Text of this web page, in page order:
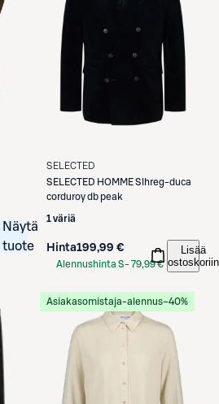
Näytä
tuote
SELECTED
SELECTED HOMME Slhreg-duca
corduroy db peak
1 väriä
Hinta199,99 €
Alennushinta S-79,99 €
Lisää
ostoskoriin
Asiakasomistaja-alennus−40%